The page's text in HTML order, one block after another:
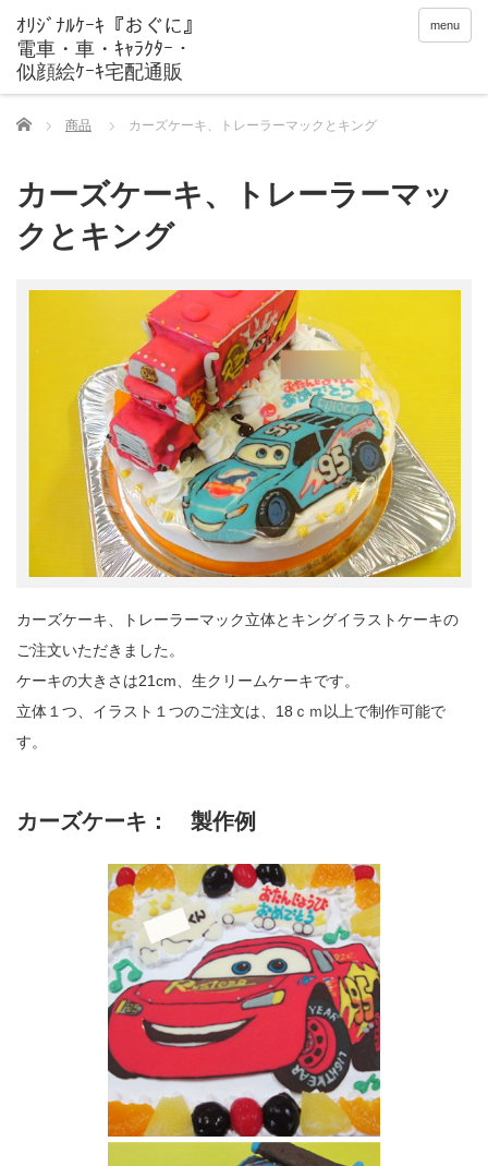
menu
Home 商品 カーズケーキ、トレーラーマックとキング
カーズケーキ、トレーラーマッ
クとキング
カーズケーキ、トレーラーマック立体とキングイラストケーキの
ご注文いただきました。
ケーキの大きさは21cm、生クリームケーキです。
立体１つ、イラスト１つのご注文は、18ｃｍ以上で制作可能で
す。
カーズケーキ： 製作例
カーズマックィーンケーキ